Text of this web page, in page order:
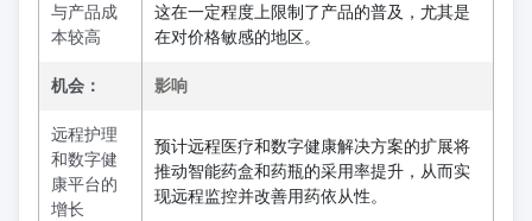
与产品成
本较高
这在一定程度上限制了产品的普及，尤其是
在对价格敏感的地区。
机会： 影响
远程护理
和数字健
康平台的
增长
预计远程医疗和数字健康解决方案的扩展将
推动智能药盒和药瓶的采用率提升，从而实
现远程监控并改善用药依从性。